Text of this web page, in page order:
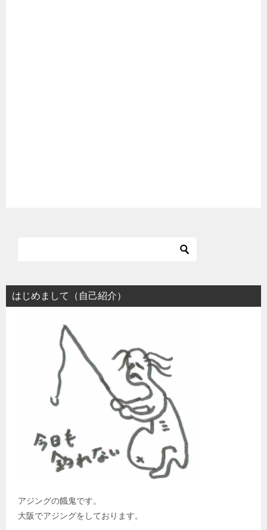
はじめまして（自己紹介）
アジングの餓鬼です。
大阪でアジングをしております。